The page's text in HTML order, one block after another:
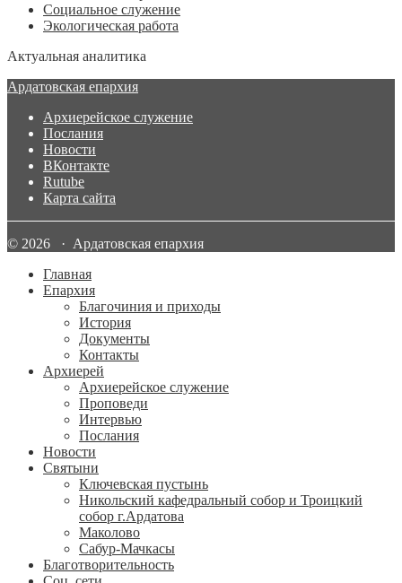
Социальное служение
Экологическая работа
Актуальная аналитика
Ардатовская епархия
Архиерейское служение
Послания
Новости
ВКонтакте
Rutube
Карта сайта
© 2026 · Ардатовская епархия
Главная
Епархия
Благочиния и приходы
История
Документы
Контакты
Архиерей
Архиерейское служение
Проповеди
Интервью
Послания
Новости
Святыни
Ключевская пустынь
Никольский кафедральный собор и Троицкий
собор г.Ардатова
Маколово
Сабур-Мачкасы
Благотворительность